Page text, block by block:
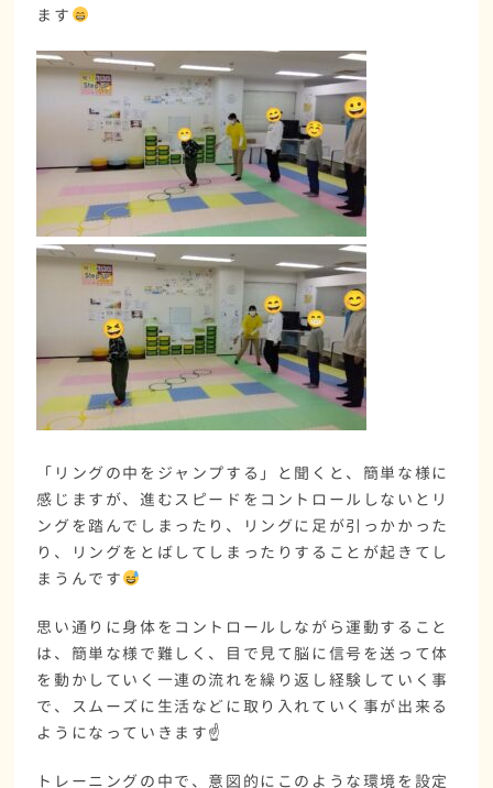
ます
「リングの中をジャンプする」と聞くと、簡単な様に
感じますが、進むスピードをコントロールしないとリ
ングを踏んでしまったり、リングに足が引っかかった
り、リングをとばしてしまったりすることが起きてし
まうんです
思い通りに身体をコントロールしながら運動すること
は、簡単な様で難しく、目で見て脳に信号を送って体
を動かしていく一連の流れを繰り返し経験していく事
で、スムーズに生活などに取り入れていく事が出来る
ようになっていきます☝️
トレーニングの中で、意図的にこのような環境を設定